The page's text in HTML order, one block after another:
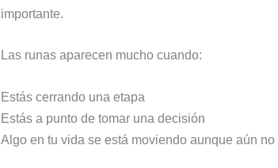
importante.
Las runas aparecen mucho cuando:
Estás cerrando una etapa
Estás a punto de tomar una decisión
Algo en tu vida se está moviendo aunque aún